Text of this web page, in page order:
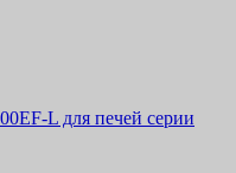
L для печей серии